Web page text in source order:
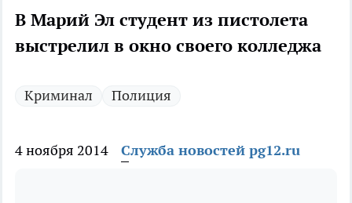
В Марий Эл студент из пистолета
выстрелил в окно своего колледжа
Криминал Полиция
4 ноября 2014 Служба новостей pg12.ru